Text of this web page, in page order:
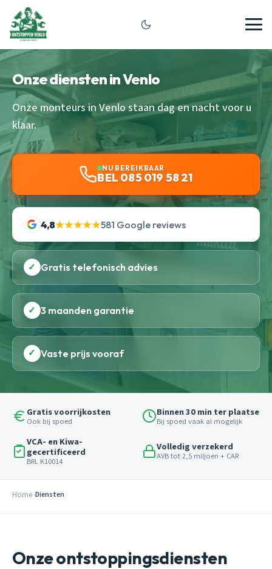
Onze diensten in Venlo
Onze monteurs in Venlo staan dag en nacht voor u
klaar.
NU BEREIKBAAR
BEL 085 019 58 21
4,8★★★★★581 Google reviews
✓ Gratis telefonisch advies
✓ 3 maanden garantie
✓ Vaste prijs vooraf
Gratis voorrijkosten
Ook bij spoed
Binnen 30 min ter plaatse
Bij spoed vaak al mogelijk
VCA- en Kiwa-
gecertificeerd
BRL K10014
Volledig verzekerd
AVB tot 2,5 miljoen + CAR
Home Diensten
Onze ontstoppingsdiensten